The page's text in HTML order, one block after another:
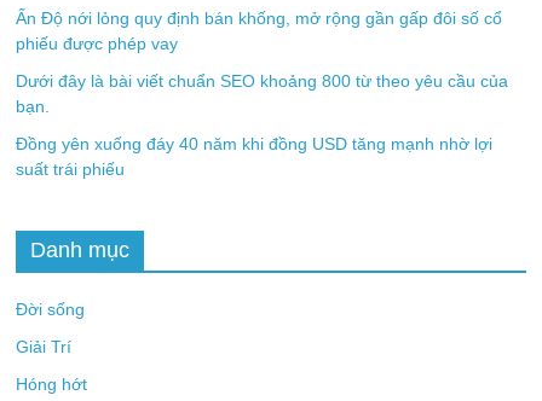
Ấn Độ nới lỏng quy định bán khống, mở rộng gần gấp đôi số cổ
phiếu được phép vay
Dưới đây là bài viết chuẩn SEO khoảng 800 từ theo yêu cầu của
bạn.
Đồng yên xuống đáy 40 năm khi đồng USD tăng mạnh nhờ lợi
suất trái phiếu
Danh mục
Đời sống
Giải Trí
Hóng hớt